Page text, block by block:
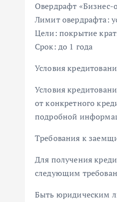
Овердрафт «Бизнес-
Лимит овердрафта:
Цели: покрытие
Срок: до 1 года
Условия
Условия
от конкретного
подробной
Требования к
Для получения
следующим
Быть юридическим